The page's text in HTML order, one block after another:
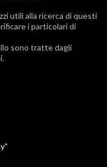
utili alla ricerca di questi
i particolari di
sono tratte dagli